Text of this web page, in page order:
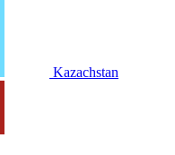
Kazachstan